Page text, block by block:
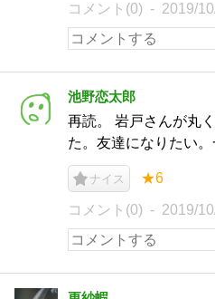
コメント(0) 2019/
池野恋太郎
再読。 岩戸さんが丸
た。友達になりたい。
ナイス ★6
コメント(0) 2019/